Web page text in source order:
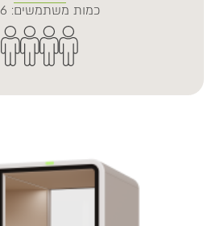
כמות משתמשים: 4-6 +